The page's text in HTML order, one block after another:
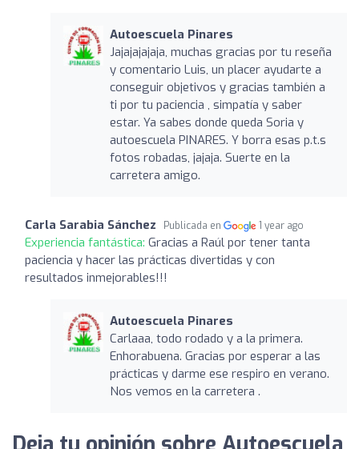
Autoescuela Pinares
Jajajajajaja, muchas gracias por tu reseña
y comentario Luis, un placer ayudarte a
conseguir objetivos y gracias también a
ti por tu paciencia , simpatía y saber
estar. Ya sabes donde queda Soria y
autoescuela PINARES. Y borra esas p.t.s
fotos robadas, jajaja. Suerte en la
carretera amigo.
Carla Sarabia Sánchez Publicada en 1 year ago
Experiencia fantástica: Gracias a Raúl por tener tanta
paciencia y hacer las prácticas divertidas y con
resultados inmejorables!!!
Autoescuela Pinares
Carlaaa, todo rodado y a la primera.
Enhorabuena. Gracias por esperar a las
prácticas y darme ese respiro en verano.
Nos vemos en la carretera .